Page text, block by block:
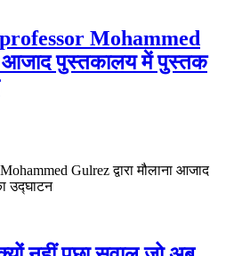
Mohammed
आजाद पुस्तकालय में पुस्तक
Gulrez द्वारा मौलाना आजाद
उद्घाटन